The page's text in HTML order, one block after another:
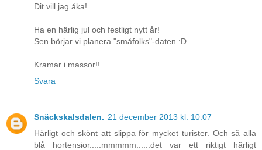
Dit vill jag åka!
Ha en härlig jul och festligt nytt år!
Sen börjar vi planera "småfolks"-daten :D
Kramar i massor!!
Svara
Snäckskalsdalen. 21 december 2013 kl. 10:07
Härligt och skönt att slippa för mycket turister. Och så alla
blå hortensior.....mmmmm......det var ett riktigt härligt